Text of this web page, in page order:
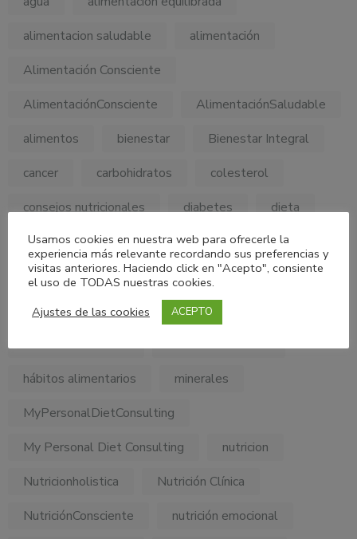
alimentacion saludable
alimentación
Alimentación Consciente
AlimentaciónConsciente
AlimentaciónSaludable
alimentos
bienestar
Bienestar Integral
cancer
carbohidratos
colesterol
consejos nutricionales
diabetes
dieta
fibra
frase motivadora
frases
frases motivacionales
frases motivadoras
frasesmotivadoras
frases saludables
habitos saludables
habitossaludables
hábitos alimentarios
minerales
MyPersonalDietConsulting
My Personal Diet Consulting
nutricion
Nutricionholistica
Nutrición Clínica
NutriciónConsciente
nutrición emocional
Usamos cookies en nuestra web para ofrecerle la
experiencia más relevante recordando sus preferencias y
visitas anteriores. Haciendo click en "Acepto", consiente
el uso de TODAS nuestras cookies.
Ajustes de las cookies
ACEPTO